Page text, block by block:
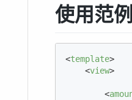
使用范例
<template>
<view>
<